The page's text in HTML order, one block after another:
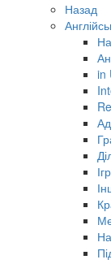
Назад
in